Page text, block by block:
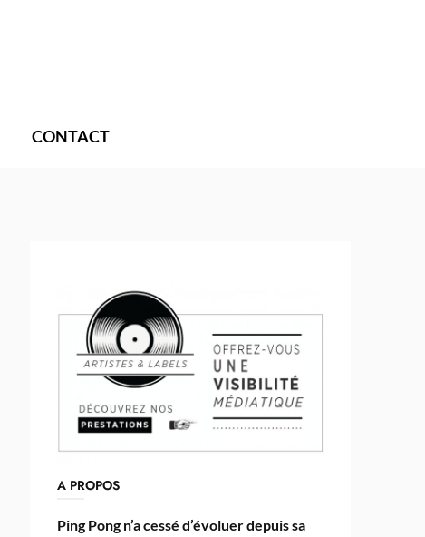
CONTACT
A PROPOS
Ping Pong n’a cessé d’évoluer depuis sa